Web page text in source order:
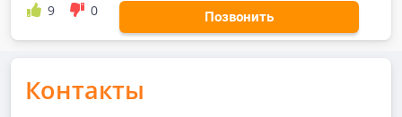
9 0 Позвонить
Контакты